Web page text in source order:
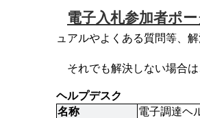
電子入札参加者ポ
ュアルやよくある質問等、
それでも解決しない場合は
ヘルプデスク
名称
電子調達ヘ